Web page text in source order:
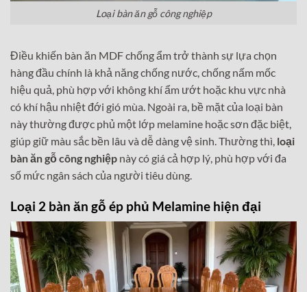
Loại bàn ăn gỗ công nghiệp
Điều khiến bàn ăn MDF chống ẩm trở thành sự lựa chọn
hàng đầu chính là khả năng chống nước, chống nấm mốc
hiệu quả, phù hợp với không khí ẩm ướt hoặc khu vực nhà
có khí hậu nhiệt đới gió mùa. Ngoài ra, bề mặt của loại bàn
này thường được phủ một lớp melamine hoặc sơn đặc biệt,
giúp giữ màu sắc bền lâu và dễ dàng vệ sinh. Thường thì, loại
bàn ăn gỗ công nghiệp này có giá cả hợp lý, phù hợp với đa
số mức ngân sách của người tiêu dùng.
Loại 2 bàn ăn gỗ ép phủ Melamine hiện đại